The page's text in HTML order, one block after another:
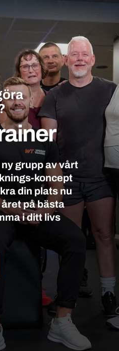
grupp av vårt
koncept
din plats nu
på bästa
i ditt livs